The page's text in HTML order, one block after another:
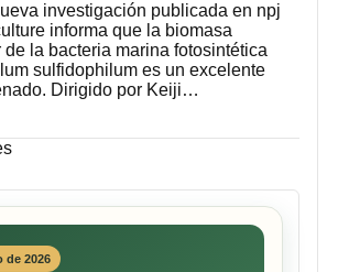
investigación publicada en npj
informa que la biomasa
la bacteria marina fotosintética
sulfidophilum es un excelente
Dirigido por Keiji…
de 2026